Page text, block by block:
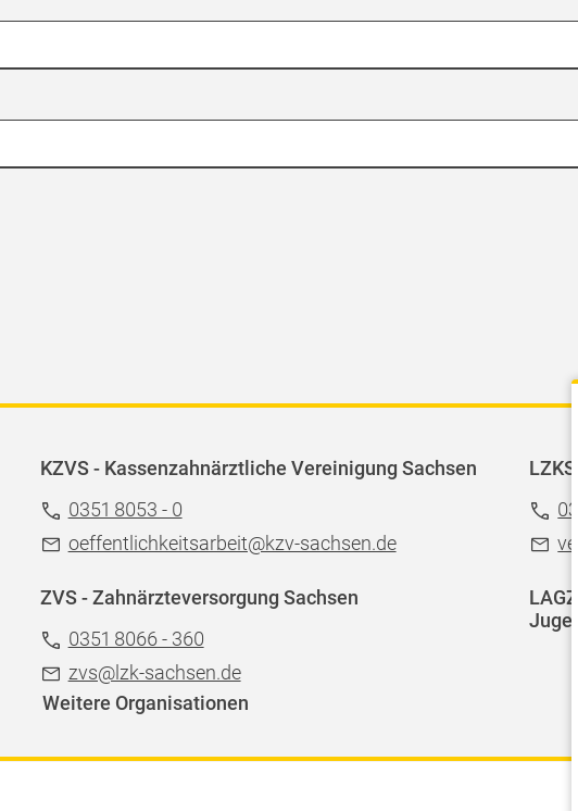
KZVS - Kassenzahnärztliche Vereinigung Sachsen
0351 8053 - 0
oeffentlichkeitsarbeit@kzv-sachsen.de
ZVS - Zahnärzteversorgung Sachsen
0351 8066 - 360
zvs@lzk-sachsen.de
Weitere Organisationen